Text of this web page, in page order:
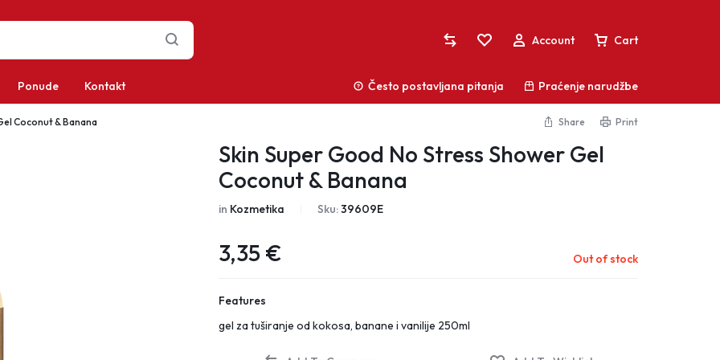
Account
Sign In
Usporedite proizvode
Cart
Vaša košarica je prazna
Ponude Kontakt Često postavljana pitanja Praćenje narudžbe
Coconut & Banana Share Print
Skin Super Good No Stress Shower Gel
Coconut & Banana
in Kozmetika Sku:39609E
3,35 € Out of stock
Features
gel za tuširanje od kokosa, banane i vanilije 250ml